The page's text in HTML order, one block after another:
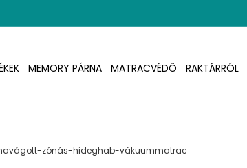
MEMORY PÁRNA MATRACVÉDŐ RAKTÁRRÓL
zónás-hideghab-vákuummatrac